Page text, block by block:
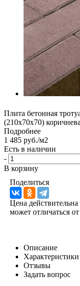
Плита бетонная
(210х70х70)
Подробнее
1 485 руб./м2
Есть в наличии
-
В корзину
Поделиться
Цена действительна
может отличаться
Описание
Характеристики
Отзывы
Задать вопрос